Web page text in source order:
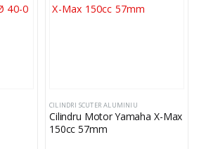
CILINDRI SCUTER ALUMINIU
Cilindru Motor Yamaha X-Max
150cc 57mm